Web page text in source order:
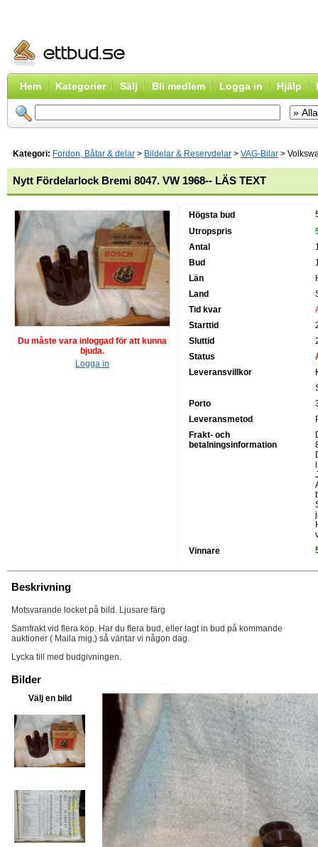
Hem Kategorier Sälj Bli medlem Logga in Hjälp
Kategori: Fordon, Båtar & delar > Bildelar & Reservdelar > VAG-Bilar >
Nytt Fördelarlock Bremi 8047. VW 1968-- LÄS TEXT
Du måste vara inloggad för att kunna
bjuda.
Logga in
Högsta bud
Utropspris
Antal
Bud
Län
Land
Tid kvar
Starttid
Sluttid
Status
Leveransvillkor
Porto
Leveransmetod
Frakt- och
betalningsinformation
Vinnare
Beskrivning
Motsvarande locket på bild. Ljusare färg
Samfrakt vid flera köp. Har du flera bud, eller lagt in bud på kommande
auktioner ( Maila mig,) så väntar vi någon dag.
Lycka till med budgivningen.
Bilder
Välj en bild